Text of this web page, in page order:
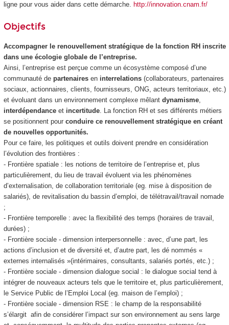
ligne pour vous aider dans cette démarche. http://innovation.cnam.fr/
Objectifs
Accompagner le renouvellement stratégique de la fonction RH inscrite
dans une écologie globale de l’entreprise.
Ainsi, l’entreprise est perçue comme un écosystème composé d’une
communauté de partenaires en interrelations (collaborateurs, partenaires
sociaux, actionnaires, clients, fournisseurs, ONG, acteurs territoriaux, etc.)
et évoluant dans un environnement complexe mêlant dynamisme,
interdépendance et incertitude. La fonction RH et ses différents métiers
se positionnent pour conduire ce renouvellement stratégique en créant
de nouvelles opportunités.
Pour ce faire, les politiques et outils doivent prendre en considération
l’évolution des frontières :
- Frontière spatiale : les notions de territoire de l’entreprise et, plus
particulièrement, du lieu de travail évoluent via les phénomènes
d’externalisation, de collaboration territoriale (eg. mise à disposition de
salariés), de revitalisation du bassin d’emploi, de télétravail/travail nomade
;
- Frontière temporelle : avec la flexibilité des temps (horaires de travail,
durées) ;
- Frontière sociale - dimension interpersonnelle : avec, d’une part, les
actions d’inclusion et de diversité et, d’autre part, les dé nommés «
externes internalisés »(intérimaires, consultants, salariés portés, etc.) ;
- Frontière sociale - dimension dialogue social : le dialogue social tend à
intégrer de nouveaux acteurs tels que le territoire et, plus particulièrement,
le Service Public de l’Emploi Local (eg. maison de l’emploi) ;
- Frontière sociale - dimension RSE : le champ de la responsabilité
s’élargit afin de considérer l’impact sur son environnement au sens large